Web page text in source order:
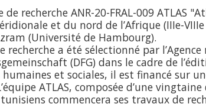
de recherche ANR-20-FRAL-009 ATLAS
et du nord de l’Afrique (IIIe-
(Université de Hambourg).
recherche a été sélectionné par
(DFG) dans le cadre de
humaines et sociales, il est financé sur
ATLAS, composée d’une
commencera ses travaux de